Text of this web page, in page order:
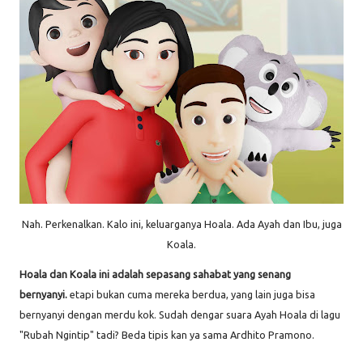
Nah. Perkenalkan. Kalo ini, keluarganya Hoala. Ada Ayah dan Ibu, juga
Koala.
Hoala dan Koala ini adalah sepasang sahabat yang senang
bernyanyi. etapi bukan cuma mereka berdua, yang lain juga bisa
bernyanyi dengan merdu kok. Sudah dengar suara Ayah Hoala di lagu
"Rubah Ngintip" tadi? Beda tipis kan ya sama Ardhito Pramono.